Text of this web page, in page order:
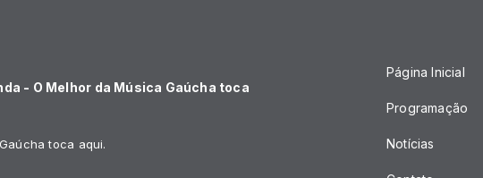
- O Melhor da Música Gaúcha toca
toca aqui.
Página Inicial
Programação
Notícias